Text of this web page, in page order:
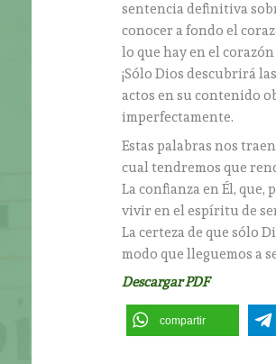
sentencia definitiva
conocer a fondo el
lo que hay en el
¡Sólo Dios descubrirá
actos en su contenido
imperfectamente.
Estas palabras nos
cual tendremos que
La confianza en Él,
vivir en el espíritu de
La certeza de que sólo
modo que lleguemos a
Descargar PDF
compartir